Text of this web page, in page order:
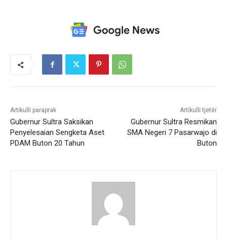
Artikulli paraprak
Gubernur Sultra Saksikan
Penyelesaian Sengketa Aset
PDAM Buton 20 Tahun
Artikulli tjetër
Gubernur Sultra Resmikan
SMA Negeri 7 Pasarwajo di
Buton